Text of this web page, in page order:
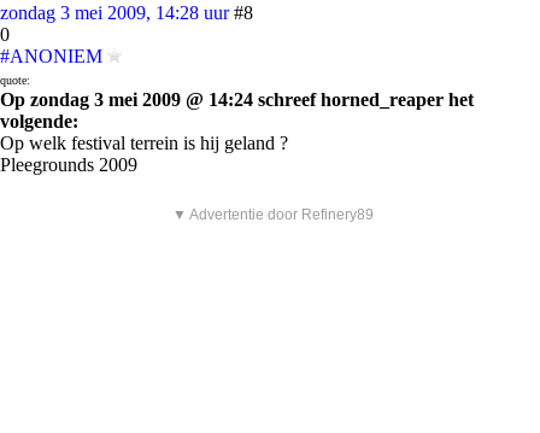
zondag 3 mei 2009, 14:28 uur #8
0
#ANONIEM
quote:
Op zondag 3 mei 2009 @ 14:24 schreef horned_reaper het
volgende:
Op welk festival terrein is hij geland ?
Pleegrounds 2009
▼ Advertentie door Refinery89